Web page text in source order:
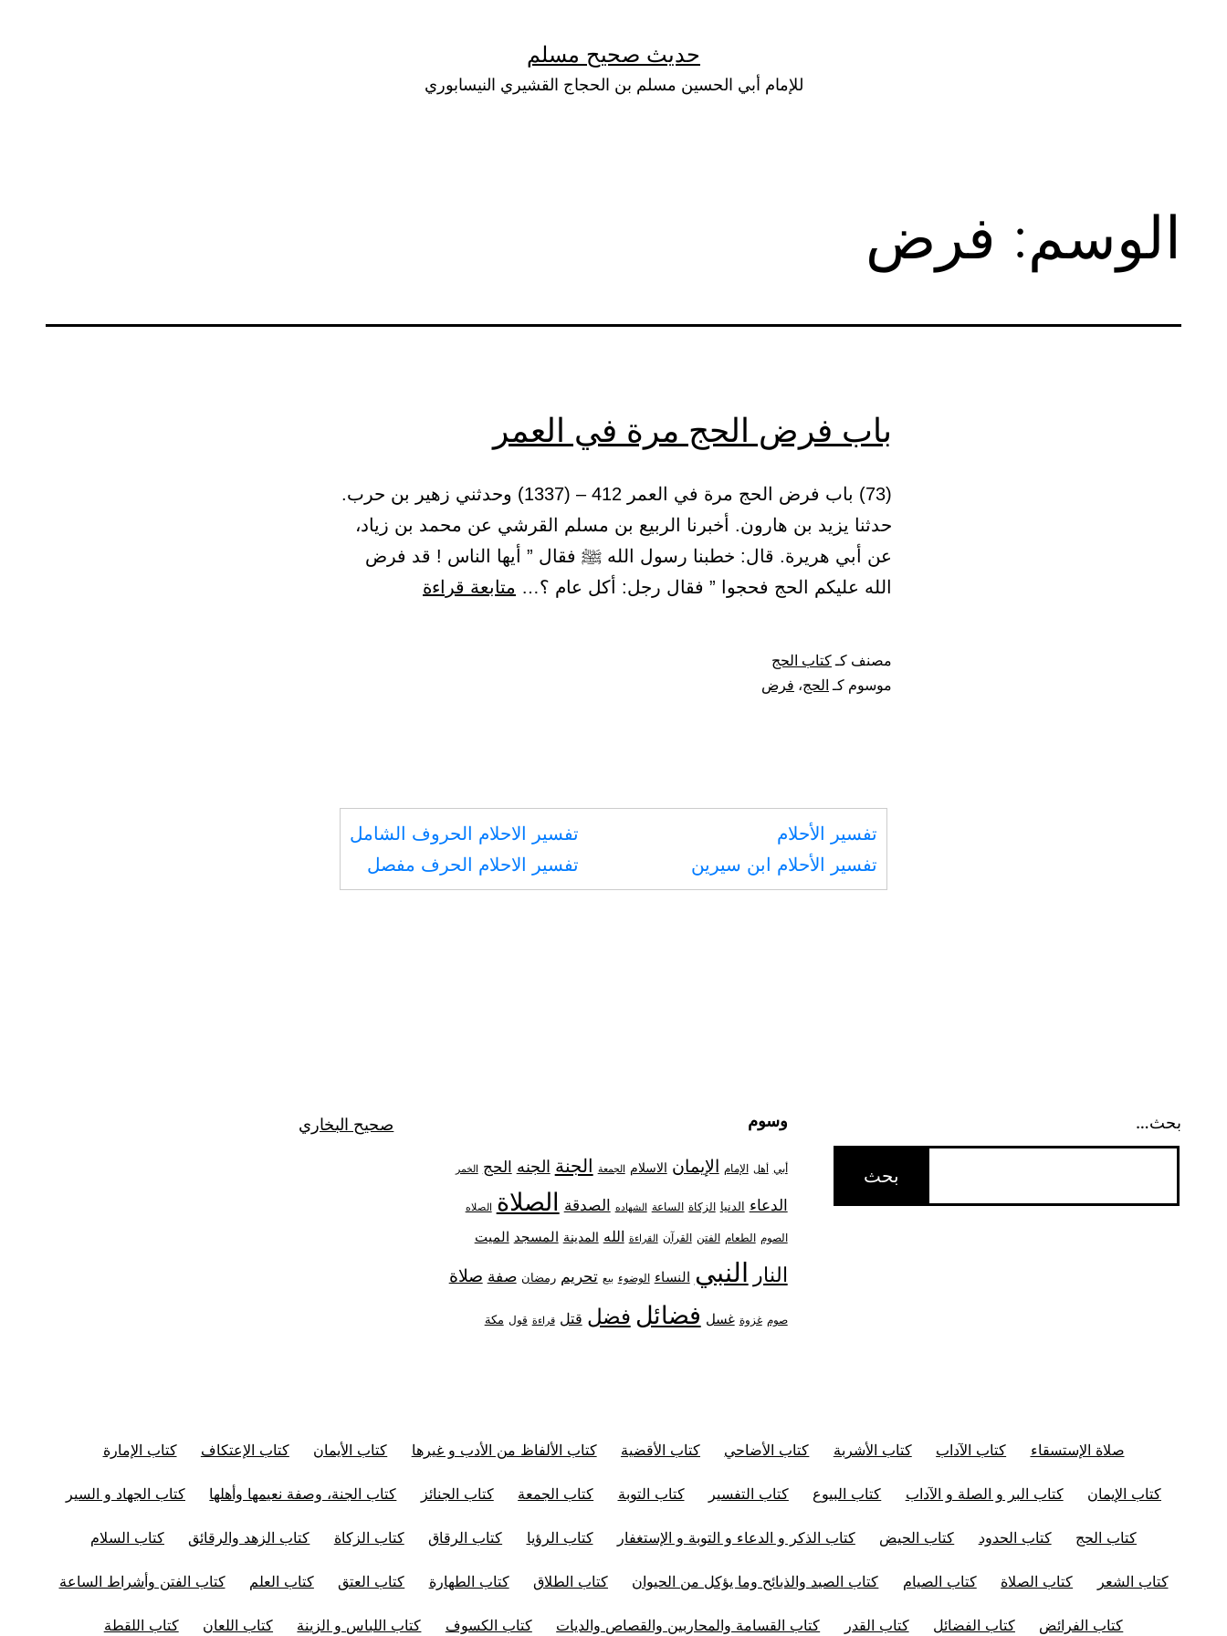
حديث صحيح مسلم
للإمام أبي الحسين مسلم بن الحجاج القشيري النيسابوري
الوسم: فرض
باب فرض الحج مرة في العمر
(73) باب فرض الحج مرة في العمر 412 – (1337) وحدثني زهير بن حرب.
حدثنا يزيد بن هارون. أخبرنا الربيع بن مسلم القرشي عن محمد بن زياد،
عن أبي هريرة. قال: خطبنا رسول الله ﷺ فقال ” أيها الناس ! قد فرض
الله عليكم الحج فحجوا ” فقال رجل: أكل عام ؟… متابعة قراءة
مصنف كـ كتاب الحج
موسوم كـ الحج، فرض
تفسير الأحلام
تفسير الأحلام ابن سيرين
تفسير الاحلام الحروف الشامل
تفسير الاحلام الحرف مفصل
بحث… وسوم
أبي أهل الإمام الإيمان الاسلام الجمعة الجنة الجنه الحج الخمر
الدعاء الدنيا الزكاة الساعة الشهاده الصدقة الصلاة الصلاه
الصوم الطعام الفتن القرآن القراءة الله المدينة المسجد الميت
النار النبي النساء الوضوء بيع تحريم رمضان صفة صلاة
صوم غزوة غسل فضائل فضل قتل قراءة قول مكة
صحيح البخاري
صلاة الإستسقاء كتاب الآداب كتاب الأشربة كتاب الأضاحي كتاب الأقضية كتاب الألفاظ من الأدب و غيرها كتاب الأيمان كتاب الإعتكاف كتاب الإمارة
كتاب الإيمان كتاب البر و الصلة و الآداب كتاب البيوع كتاب التفسير كتاب التوبة كتاب الجمعة كتاب الجنائز كتاب الجنة، وصفة نعيمها وأهلها كتاب الجهاد و السير
كتاب الحج كتاب الحدود كتاب الحيض كتاب الذكر و الدعاء و التوبة و الإستغفار كتاب الرؤيا كتاب الرقاق كتاب الزكاة كتاب الزهد والرقائق كتاب السلام
كتاب الشعر كتاب الصلاة كتاب الصيام كتاب الصيد والذبائح وما يؤكل من الحيوان كتاب الطلاق كتاب الطهارة كتاب العتق كتاب العلم كتاب الفتن وأشراط الساعة
كتاب الفرائض كتاب الفضائل كتاب القدر كتاب القسامة والمحاربين والقصاص والديات كتاب الكسوف كتاب اللباس و الزينة كتاب اللعان كتاب اللقطة